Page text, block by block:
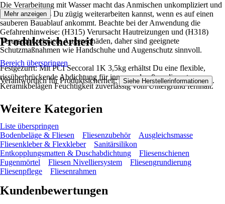
Die Verarbeitung mit Wasser macht das Anmischen unkompliziert und
sorgt dafür, dass Du zügig weiterarbeiten kannst, wenn es auf einen
sauberen Bauablauf ankommt. Beachte bei der Anwendung die
Gefahrenhinweise: (H315) Verursacht Hautreizungen und (H318)
Verursacht schwere Augenschäden, daher sind geeignete
Schutzmaßnahmen wie Handschuhe und Augenschutz sinnvoll.
Festgezurrt: Mit PCI Seccoral 1K 3,5kg erhältst Du eine flexible,
rissüberbrückende Abdichtung für innen und außen, die unter
Keramikbelägen Feuchtigkeit zuverlässig vom Untergrund fernhält.
Mehr anzeigen
Produktsicherheit
Bereich überspringen
Verantwortlich für Produktsicherheit: Siehe Herstellerinformationen .
Weitere Kategorien
Liste überspringen
Bodenbeläge & Fliesen
Fliesenzubehör
Ausgleichsmasse
Fliesenkleber & Flexkleber
Sanitärsilikon
Entkopplungsmatten & Duschabdichtung
Fliesenschienen
Fugenmörtel
Fliesen Nivelliersystem
Fliesengrundierung
Fliesenpflege
Fliesenrahmen
Kundenbewertungen